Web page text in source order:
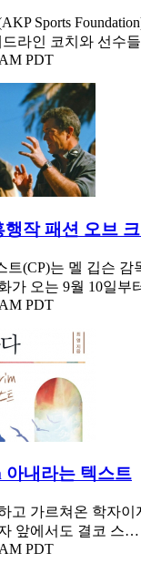
Sports
라인 코치와 선수
PDT
행작 패션 오브
트(CP)는 멜 깁슨
가 오는 9월 10일부
PDT
아내라는 텍스트
고 가르쳐온 학자
앞에서도 결코 스…
PDT